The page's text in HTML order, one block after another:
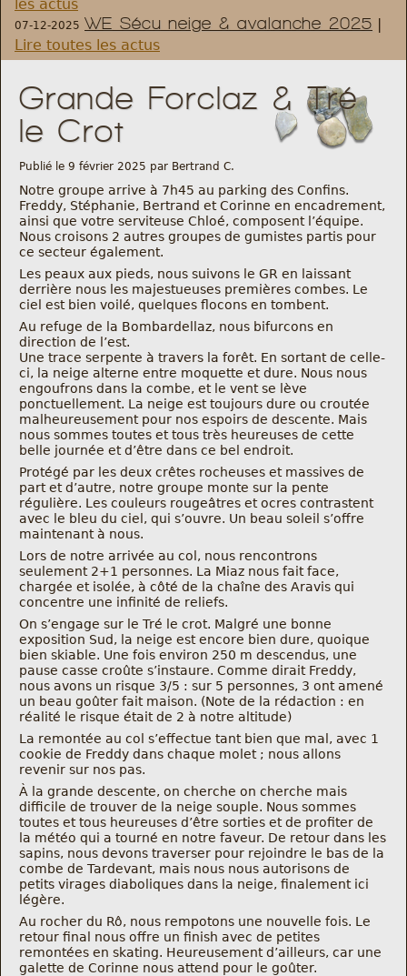
Règlement et statuts
Modalités d’inscriptions
Cartes découvertes
Comité Directeur
Frais kilométriques
Formation
Infos contact
Nous contacter
Nous trouver
Comment être informé des sorties
Programme
Crazy Gums
Rechercher
les actus
07-12-2025 WE Sécu neige & avalanche 2025 |
Lire toutes les actus
Grande Forclaz & Tré
le Crot
Publié le 9 février 2025 par Bertrand C.
Notre groupe arrive à 7h45 au parking des Confins.
Freddy, Stéphanie, Bertrand et Corinne en encadrement,
ainsi que votre serviteuse Chloé, composent l’équipe.
Nous croisons 2 autres groupes de gumistes partis pour
ce secteur également.
Les peaux aux pieds, nous suivons le GR en laissant
derrière nous les majestueuses premières combes. Le
ciel est bien voilé, quelques flocons en tombent.
Au refuge de la Bombardellaz, nous bifurcons en
direction de l’est.
Une trace serpente à travers la forêt. En sortant de celle-
ci, la neige alterne entre moquette et dure. Nous nous
engoufrons dans la combe, et le vent se lève
ponctuellement. La neige est toujours dure ou croutée
malheureusement pour nos espoirs de descente. Mais
nous sommes toutes et tous très heureuses de cette
belle journée et d’être dans ce bel endroit.
Protégé par les deux crêtes rocheuses et massives de
part et d’autre, notre groupe monte sur la pente
régulière. Les couleurs rougeâtres et ocres contrastent
avec le bleu du ciel, qui s’ouvre. Un beau soleil s’offre
maintenant à nous.
Lors de notre arrivée au col, nous rencontrons
seulement 2+1 personnes. La Miaz nous fait face,
chargée et isolée, à côté de la chaîne des Aravis qui
concentre une infinité de reliefs.
On s’engage sur le Tré le crot. Malgré une bonne
exposition Sud, la neige est encore bien dure, quoique
bien skiable. Une fois environ 250 m descendus, une
pause casse croûte s’instaure. Comme dirait Freddy,
nous avons un risque 3/5 : sur 5 personnes, 3 ont amené
un beau goûter fait maison. (Note de la rédaction : en
réalité le risque était de 2 à notre altitude)
La remontée au col s’effectue tant bien que mal, avec 1
cookie de Freddy dans chaque molet ; nous allons
revenir sur nos pas.
À la grande descente, on cherche on cherche mais
difficile de trouver de la neige souple. Nous sommes
toutes et tous heureuses d’être sorties et de profiter de
la météo qui a tourné en notre faveur. De retour dans les
sapins, nous devons traverser pour rejoindre le bas de la
combe de Tardevant, mais nous nous autorisons de
petits virages diaboliques dans la neige, finalement ici
légère.
Au rocher du Rô, nous rempotons une nouvelle fois. Le
retour final nous offre un finish avec de petites
remontées en skating. Heureusement d’ailleurs, car une
galette de Corinne nous attend pour le goûter.